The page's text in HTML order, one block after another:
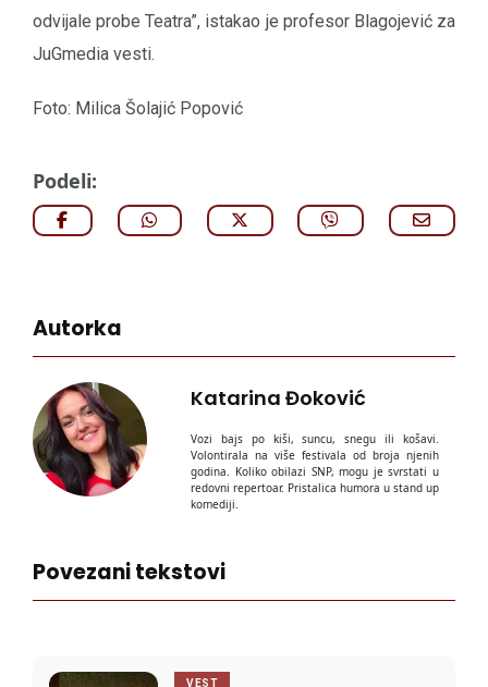
odvijale probe Teatra”, istakao je profesor Blagojević za
JuGmedia vesti.
Foto: Milica Šolajić Popović
Podeli:
Autorka
Katarina Đoković
Vozi bajs po kiši, suncu, snegu ili košavi.
Volontirala na više festivala od broja njenih
godina. Koliko obilazi SNP, mogu je svrstati u
redovni repertoar. Pristalica humora u stand up
komediji.
Povezani tekstovi
VEST